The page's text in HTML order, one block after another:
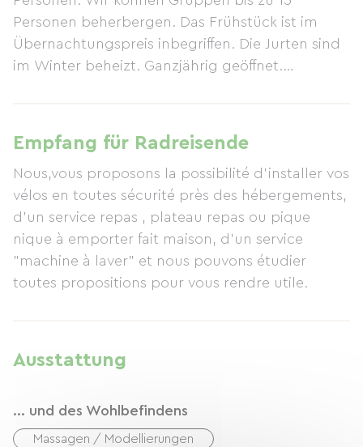
Personen beherbergen. Das Frühstück ist im
Übernachtungspreis inbegriffen. Die Jurten sind
im Winter beheizt. Ganzjährig geöffnet.
traumhaften Umgebung genießen Sie Ruhe und
Natur in außergewöhnlichem Komfort.
Empfang für Radreisende
Nous,vous proposons la possibilité d'installer vos
vélos en toutes sécurité près des hébergements,
d'un service repas , plateau repas ou pique
nique à emporter fait maison, d'un service
"machine à laver" et nous pouvons étudier
toutes propositions pour vous rendre utile.
Ausstattung
... und des Wohlbefindens
Massagen / Modellierungen